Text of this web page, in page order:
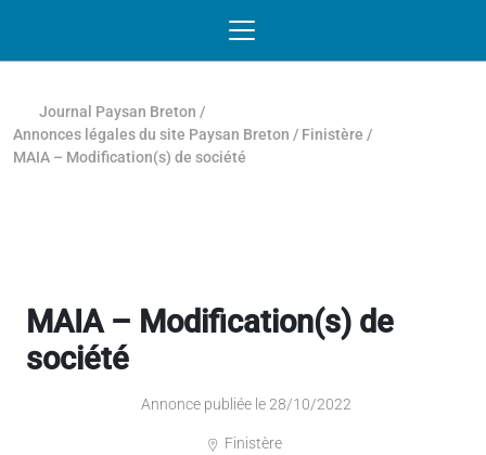
Journal Paysan Breton /
Annonces légales du site Paysan Breton / Finistère /
MAIA – Modification(s) de société
MAIA – Modification(s) de
société
Annonce publiée le 28/10/2022
Finistère